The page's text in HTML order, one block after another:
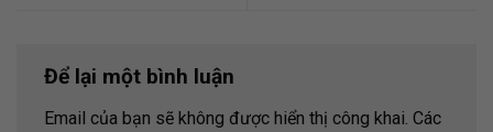
Để lại một bình luận
Email của bạn sẽ không được hiển thị công khai. Các